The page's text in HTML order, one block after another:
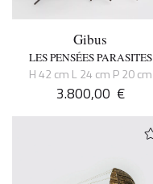
Gibus
LES PENSÉES PARASITES
H 42 cm L 24 cm P 20 cm
3.800,00 €